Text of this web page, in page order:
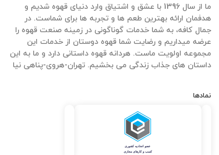
ما از سال 1396 با عشق و اشتیاق وارد دنیای قهوه شدیم و
هدفمان ارائه بهترین طعم ها و تجربه ها برای شماست. در
جمال کافه، به شما خدمات گوناگونی در زمینه صنعت قهوه را
عرضه میداریم و رضایت شما قهوه دوستان از خدمات این
مجموعه اولویت ماست. هردانه قهوه داستانی دارد و ما به این
داستان های جذاب زندگی می بخشیم. تهران-هروی-پناهی نیا
نمادها